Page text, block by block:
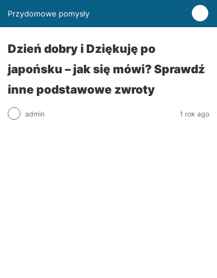
Przydomowe pomysły
Dzień dobry i Dziękuję po
japońsku – jak się mówi? Sprawdź
inne podstawowe zwroty
admin 1 rok ago